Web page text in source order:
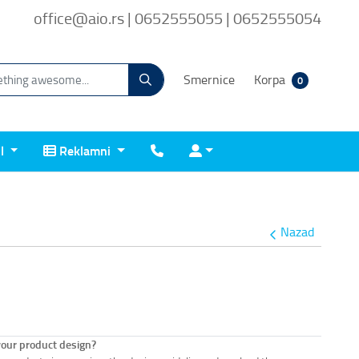
office@aio.rs | 0652555055 | 0652555054
Smernice Korpa 0
Reklamni
Reklamni KontaktPrijava
Nazad
product design?